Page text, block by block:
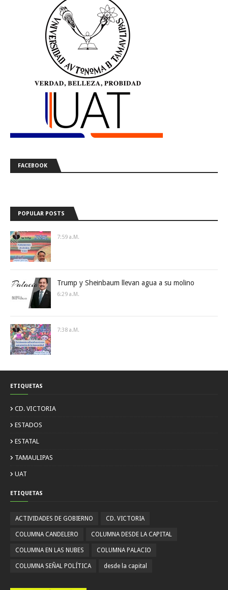
FACEBOOK
POPULAR POSTS
7:59 A.m.
Trump y Sheinbaum llevan agua a su molino
6:29 A.m.
7:38 A.m.
ETIQUETAS
CD. VICTORIA
ESTADOS
ESTATAL
TAMAULIPAS
UAT
ETIQUETAS
ACTIVIDADES DE GOBIERNO CD. VICTORIA
COLUMNA CANDELERO COLUMNA DESDE LA CAPITAL
COLUMNA EN LAS NUBES COLUMNA PALACIO
COLUMNA SEÑAL POLÍTICA desde la capital